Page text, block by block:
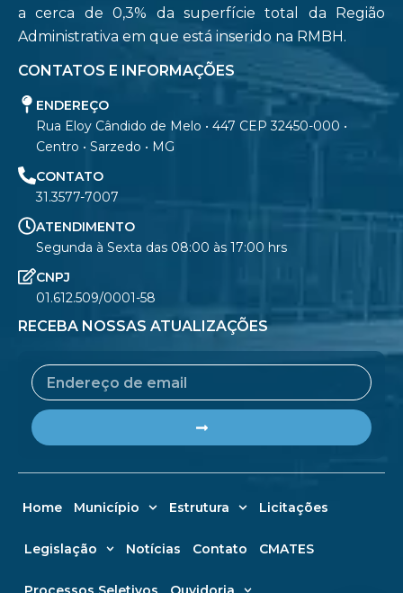
a cerca de 0,3% da superfície total da Região
Administrativa em que está inserido na RMBH.
CONTATOS E INFORMAÇÕES
ENDEREÇO
Rua Eloy Cândido de Melo • 447 CEP 32450-000 •
Centro • Sarzedo • MG
CONTATO
31.3577-7007
ATENDIMENTO
Segunda à Sexta das 08:00 às 17:00 hrs
CNPJ
01.612.509/0001-58
RECEBA NOSSAS ATUALIZAÇÕES
Email
Home Município Estrutura Licitações
Legislação Notícias Contato CMATES